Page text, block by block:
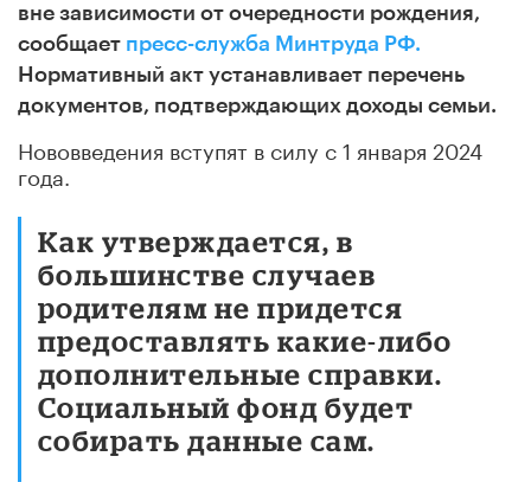
вне зависимости от очередности рождения,
сообщает пресс-служба Минтруда РФ.
Нормативный акт устанавливает перечень
документов, подтверждающих доходы семьи.
Нововведения вступят в силу с 1 января 2024
года.
Как утверждается, в
большинстве случаев
родителям не придется
предоставлять какие-либо
дополнительные справки.
Социальный фонд будет
собирать данные сам.